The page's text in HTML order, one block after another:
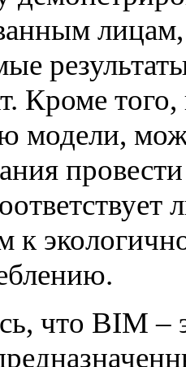
Кроме
модели,
к
что BIM